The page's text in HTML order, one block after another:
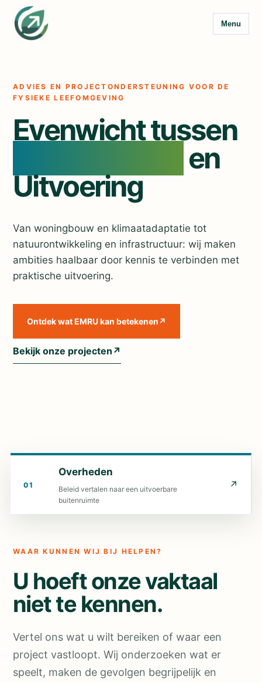
Ga naar de inhoud
Menu
ADVIES EN PROJECTONDERSTEUNING VOOR DE
FYSIEKE LEEFOMGEVING
Evenwicht tussen
en
Uitvoering
Van woningbouw en klimaatadaptatie tot
natuurontwikkeling en infrastructuur: wij maken
ambities haalbaar door kennis te verbinden met
praktische uitvoering.
Ontdek wat EMRU kan betekenen↗
Bekijk onze projecten ↗
01
Overheden
Beleid vertalen naar een uitvoerbare
buitenruimte
↗
WAAR KUNNEN WIJ BIJ HELPEN?
U hoeft onze vaktaal
niet te kennen.
Vertel ons wat u wilt bereiken of waar een
project vastloopt. Wij onderzoeken wat er
speelt, maken de gevolgen begrijpelijk en